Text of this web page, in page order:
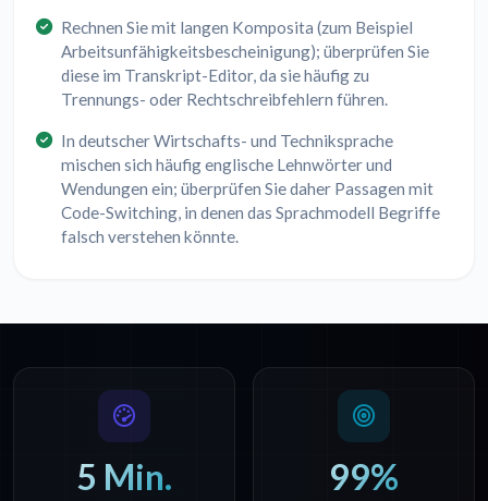
Rechnen Sie mit langen Komposita (zum Beispiel
Arbeitsunfähigkeitsbescheinigung); überprüfen Sie
diese im Transkript-Editor, da sie häufig zu
Trennungs- oder Rechtschreibfehlern führen.
In deutscher Wirtschafts- und Techniksprache
mischen sich häufig englische Lehnwörter und
Wendungen ein; überprüfen Sie daher Passagen mit
Code-Switching, in denen das Sprachmodell Begriffe
falsch verstehen könnte.
5 Min. 99%